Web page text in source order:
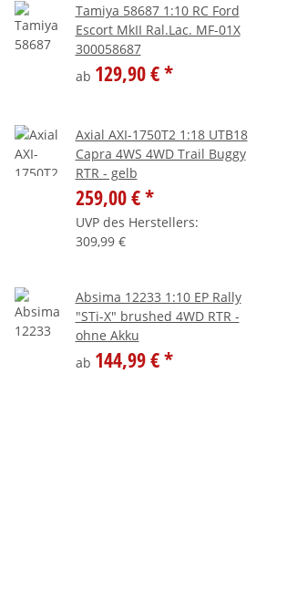
Tamiya 58687 1:10 RC Ford
Escort MkII Ral.Lac. MF-01X
300058687
ab 129,90 €*
Axial AXI-1750T2 1:18 UTB18
Capra 4WS 4WD Trail Buggy
RTR - gelb
259,00 €*
UVP des Herstellers:
309,99 €
Absima 12233 1:10 EP Rally
"STi-X" brushed 4WD RTR -
ohne Akku
ab 144,99 €*